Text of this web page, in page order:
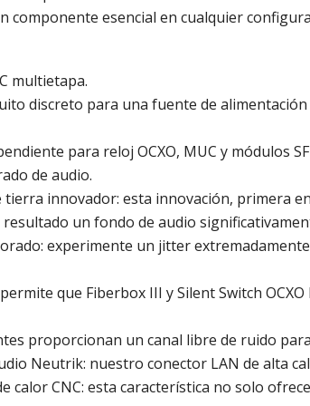
componente esencial en cualquier
multietapa.
discreto para una fuente de
para reloj OCXO, MUC y módulos
de audio.
innovador: esta innovación, primera
un fondo de audio
experimente un jitter
que Fiberbox III y Silent Switch
proporcionan un canal libre de ruido
Neutrik: nuestro conector LAN de alta
calor CNC: esta característica no solo